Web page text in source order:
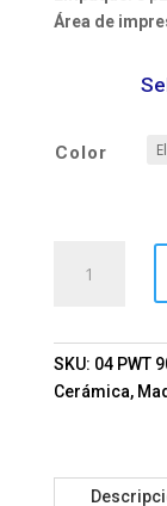
Área de
Color
CASTADEL
PWT
900
SKU: 04 PWT
Cerámica,